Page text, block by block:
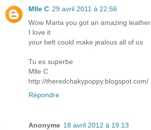
Mlle C 29 avril 2011 à 22:56
Wow Marta you got an amazing
I love it
your belt could make jealous all of us
Tu es superbe
Mlle C
http://theredchakypoppy.blogspot.com/
Répondre
Anonyme 18 avril 2012 à 19:13